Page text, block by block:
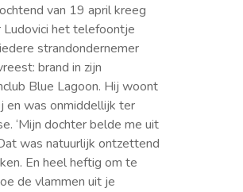
van 19 april kreeg
Ludovici het telefoontje
strandondernemer
brand in zijn
Blue Lagoon. Hij woont
en was onmiddellijk ter
‘Mijn dochter belde me uit
was natuurlijk ontzettend
En heel heftig om te
de vlammen uit je